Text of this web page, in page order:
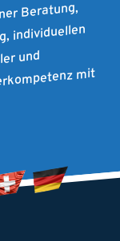
Beratung,
individuellen
und mit